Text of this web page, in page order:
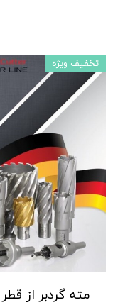
مته گردبر از قطر 12 تا 120 HSS برند گرولن آلمان
تخفیف ویژه